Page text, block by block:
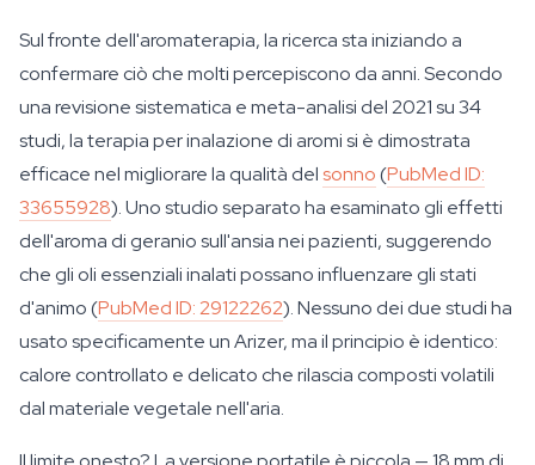
Sul fronte dell'aromaterapia, la ricerca sta iniziando a
confermare ciò che molti percepiscono da anni. Secondo
una revisione sistematica e meta-analisi del 2021 su 34
studi, la terapia per inalazione di aromi si è dimostrata
efficace nel migliorare la qualità delsonno(PubMed ID:
33655928). Uno studio separato ha esaminato gli effetti
dell'aroma di geranio sull'ansia nei pazienti, suggerendo
che gli oli essenziali inalati possano influenzare gli stati
d'animo (PubMed ID: 29122262). Nessuno dei due studi ha
usato specificamente un Arizer, ma il principio è identico:
calore controllato e delicato che rilascia composti volatili
dal materiale vegetale nell'aria.